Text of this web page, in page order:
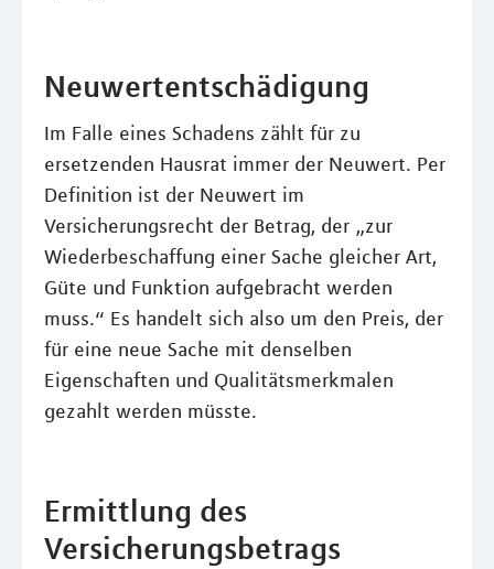
Neuwertentschädigung
Im Falle eines Schadens zählt für zu
ersetzenden Hausrat immer der Neuwert. Per
Definition ist der Neuwert im
Versicherungsrecht der Betrag, der „zur
Wiederbeschaffung einer Sache gleicher Art,
Güte und Funktion aufgebracht werden
muss.“ Es handelt sich also um den Preis, der
für eine neue Sache mit denselben
Eigenschaften und Qualitätsmerkmalen
gezahlt werden müsste.
Ermittlung des
Versicherungsbetrags